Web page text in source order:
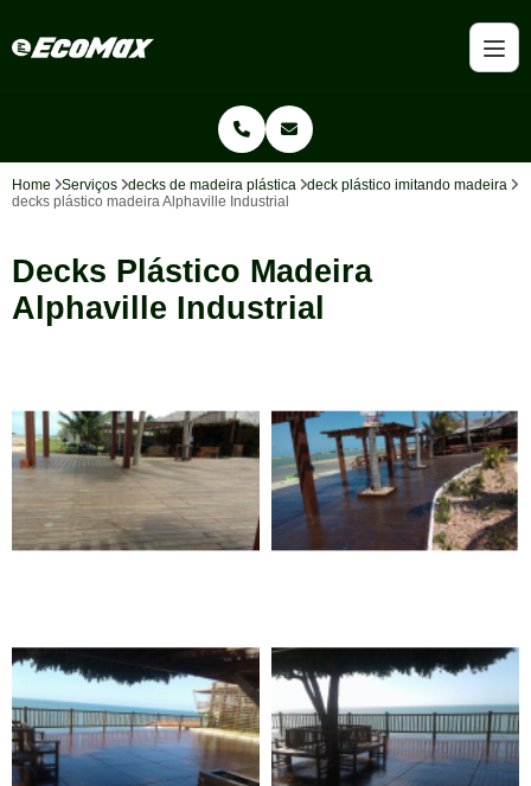
Home Serviços decks de madeira plástica
deck plástico imitando madeira
decks plástico madeira Alphaville Industrial
Decks Plástico Madeira
Alphaville Industrial